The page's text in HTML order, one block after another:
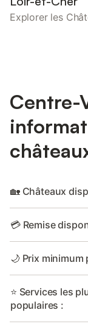
Explorer les
Centre-
🏡 Châteaux
💳 Remise
🌙 Prix minimum
⭐ Services les
populaires :